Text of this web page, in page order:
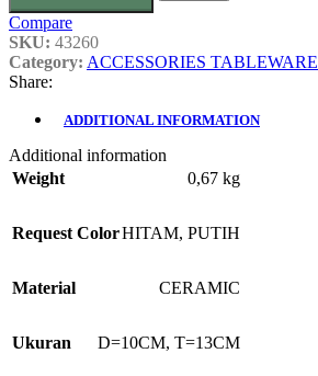
Compare
SKU: 43260
Category: ACCESSORIES TABLEWARE
Share:
ADDITIONAL INFORMATION
Additional information
Weight
0,67 kg
Request ColorHITAM, PUTIH
Material CERAMIC
Ukuran D=10CM, T=13CM